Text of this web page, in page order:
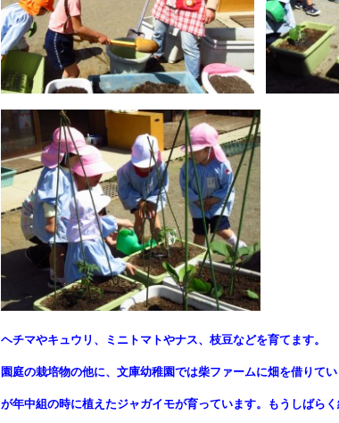
ヘチマやキュウリ、ミニトマトやナス、枝豆などを育てます。
園庭の栽培物の他に、文庫幼稚園では柴ファームに畑を借りて
が年中組の時に植えたジャガイモが育っています。もうしばら